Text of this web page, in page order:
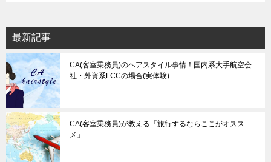
最新記事
CA(客室乗務員)のヘアスタイル事情！国内系大手航空会
社・外資系LCCの場合(実体験)
CA(客室乗務員)が教える「旅行するならここがオスス
メ」